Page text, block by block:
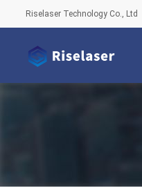
Riselaser Technology Co., Ltd